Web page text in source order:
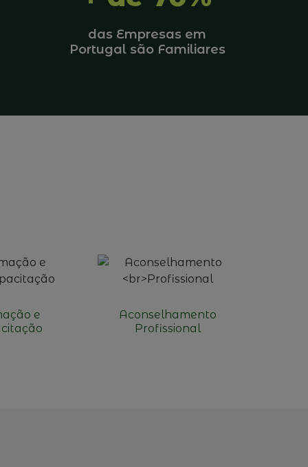
das Empresas em
Portugal são Familiares
e
Aconselhamento
Profissional